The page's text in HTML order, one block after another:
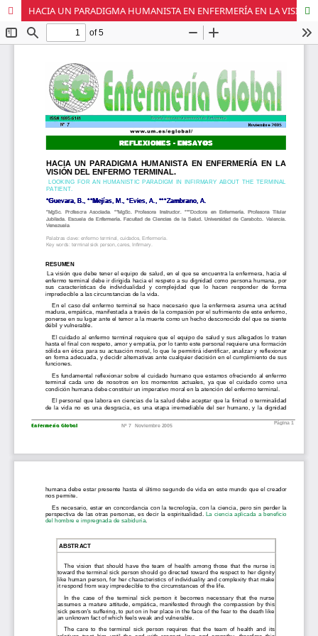
HACIA UN PARADIGMA HUMANISTA EN ENFERMERÍA EN LA VISIÓN DEL ENFERMO TERMINAL.